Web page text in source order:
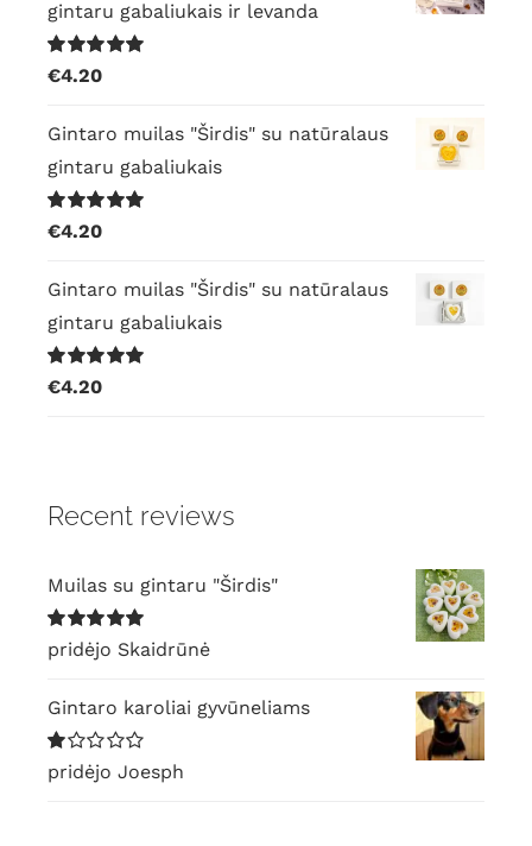
gintaru gabaliukais ir levanda
Įvertinimas:
€4.20
Gintaro muilas "Širdis" su natūralaus
gintaru gabaliukais
Įvertinimas:
€4.20
Gintaro muilas "Širdis" su natūralaus
gintaru gabaliukais
Įvertinimas:
€4.20
Recent reviews
Muilas su gintaru "Širdis"
Įvertinimas:
5
pridėjo Skaidrūnė
Gintaro karoliai gyvūneliams
Įvertinimas:
1
pridėjo Joesph